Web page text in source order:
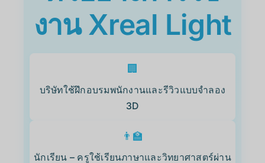
งาน Xreal Light
🏢
บริษัทใช้ฝึกอบรมพนักงานและรีวิวแบบจำลอง
3D
👨‍🏫
นักเรียน – ครูใช้เรียนภาษาและวิทยาศาสตร์ผ่าน